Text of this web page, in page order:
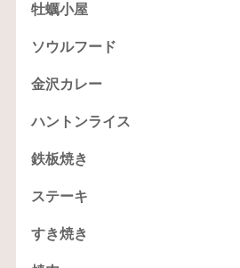
牡蠣小屋
ソウルフード
金沢カレー
ハントンライス
鉄板焼き
ステーキ
すき焼き